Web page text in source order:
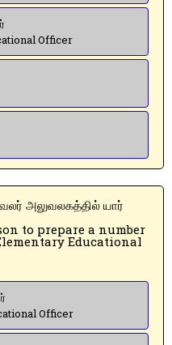
Officer
to prepare a number
Educational
Officer